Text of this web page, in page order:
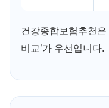
건강종합보험추천은
비교’가 우선입니다.